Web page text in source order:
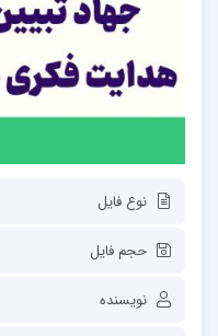
نوع فایل
حجم فایل
نویسنده